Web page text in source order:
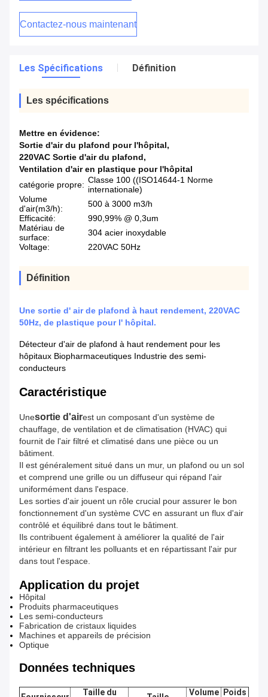
Contactez-nous maintenant
Les Spécifications Définition
Les spécifications
Mettre en évidence:
Sortie d'air du plafond pour l'hôpital,
220VAC Sortie d'air du plafond,
Ventilation d'air en plastique pour l'hôpital
catégorie propre: Classe 100 ((ISO14644-1 Norme
internationale)
Volume
d'air(m3/h):
500 à 3000 m3/h
Efficacité:
990,99% @ 0,3um
Matériau de
surface:
304 acier inoxydable
Voltage:
220VAC 50Hz
Définition
Une sortie d' air de plafond à haut rendement, 220VAC
50Hz, de plastique pour l' hôpital.
Détecteur d'air de plafond à haut rendement pour les
hôpitaux Biopharmaceutiques Industrie des semi-
conducteurs
Caractéristique
Unesortie d'airest un composant d'un système de
chauffage, de ventilation et de climatisation (HVAC) qui
fournit de l'air filtré et climatisé dans une pièce ou un
bâtiment.
Il est généralement situé dans un mur, un plafond ou un sol
et comprend une grille ou un diffuseur qui répand l'air
uniformément dans l'espace.
Les sorties d'air jouent un rôle crucial pour assurer le bon
fonctionnement d'un système CVC en assurant un flux d'air
contrôlé et équilibré dans tout le bâtiment.
Ils contribuent également à améliorer la qualité de l'air
intérieur en filtrant les polluants et en répartissant l'air pur
dans tout l'espace.
Application du projet
Hôpital
Produits pharmaceutiques
Les semi-conducteurs
Fabrication de cristaux liquides
Machines et appareils de précision
Optique
Données techniques
Taille du Volume Poids